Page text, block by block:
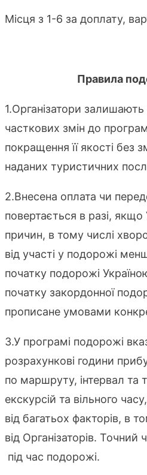
Місця з 1-6 за доплату,
Правила
1.Організатори
часткових змін до
покращення її якості без
наданих туристичних
2.Внесена оплата чи
повертається в разі,
причин, в тому числі
від участі у подорожі
початку подорожі
початку закордонної
прописане умовами
3.У програмі подорожі
розрахункові години
по маршруту, інтервал та
екскурсій та вільного
від багатьох факторів, в
від Організаторів. Точний
під час подорожі.